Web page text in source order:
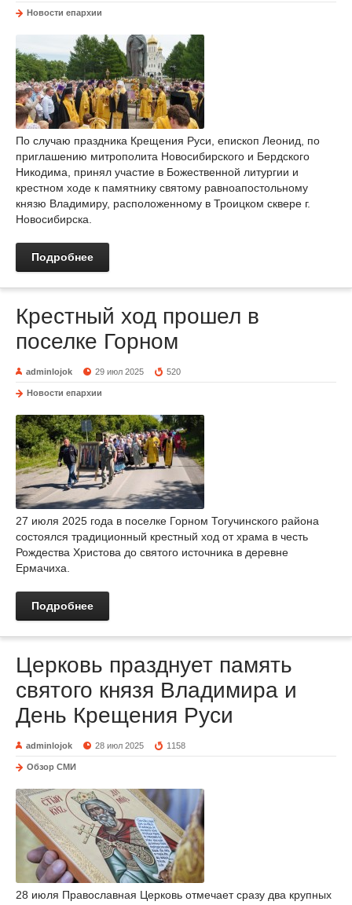
Новости епархии
По случаю праздника Крещения Руси, епископ Леонид, по
приглашению митрополита Новосибирского и Бердского
Никодима, принял участие в Божественной литургии и
крестном ходе к памятнику святому равноапостольному
князю Владимиру, расположенному в Троицком сквере г.
Новосибирска.
Подробнее
Крестный ход прошел в
поселке Горном
adminlojok 29 июл 2025 520
Новости епархии
27 июля 2025 года в поселке Горном Тогучинского района
состоялся традиционный крестный ход от храма в честь
Рождества Христова до святого источника в деревне
Ермачиха.
Подробнее
Церковь празднует память
святого князя Владимира и
День Крещения Руси
adminlojok 28 июл 2025 1158
Обзор СМИ
28 июля Православная Церковь отмечает сразу два крупных